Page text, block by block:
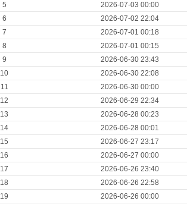
5
2026-07-03 00:00
6
2026-07-02 22:04
7
2026-07-01 00:18
8
2026-07-01 00:15
9
2026-06-30 23:43
10
2026-06-30 22:08
11
2026-06-30 00:00
12
2026-06-29 22:34
13
2026-06-28 00:23
14
2026-06-28 00:01
15
2026-06-27 23:17
16
2026-06-27 00:00
17
2026-06-26 23:40
18
2026-06-26 22:58
19
2026-06-26 00:00